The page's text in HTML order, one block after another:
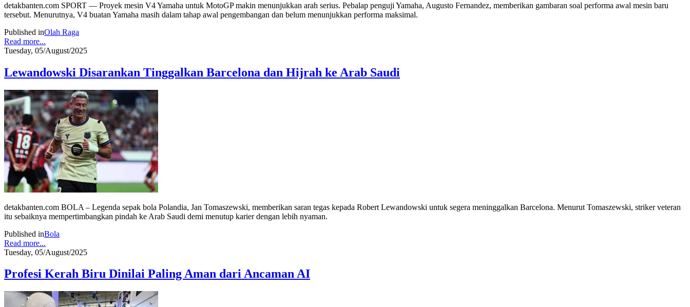
detakbanten.com SPORT — Proyek mesin V4 Yamaha untuk MotoGP makin menunjukkan arah serius. Pebalap penguji Yamaha, Augusto Fernandez, memberikan gambaran soal performa awal mesin baru
tersebut. Menurutnya, V4 buatan Yamaha masih dalam tahap awal pengembangan dan belum menunjukkan performa maksimal.
Published inOlah Raga
Read more...
Tuesday, 05/August/2025
Lewandowski Disarankan Tinggalkan Barcelona dan Hijrah ke Arab Saudi
detakbanten.com BOLA – Legenda sepak bola Polandia, Jan Tomaszewski, memberikan saran tegas kepada Robert Lewandowski untuk segera meninggalkan Barcelona. Menurut Tomaszewski, striker veteran
itu sebaiknya mempertimbangkan pindah ke Arab Saudi demi menutup karier dengan lebih nyaman.
Published inBola
Read more...
Tuesday, 05/August/2025
Profesi Kerah Biru Dinilai Paling Aman dari Ancaman AI